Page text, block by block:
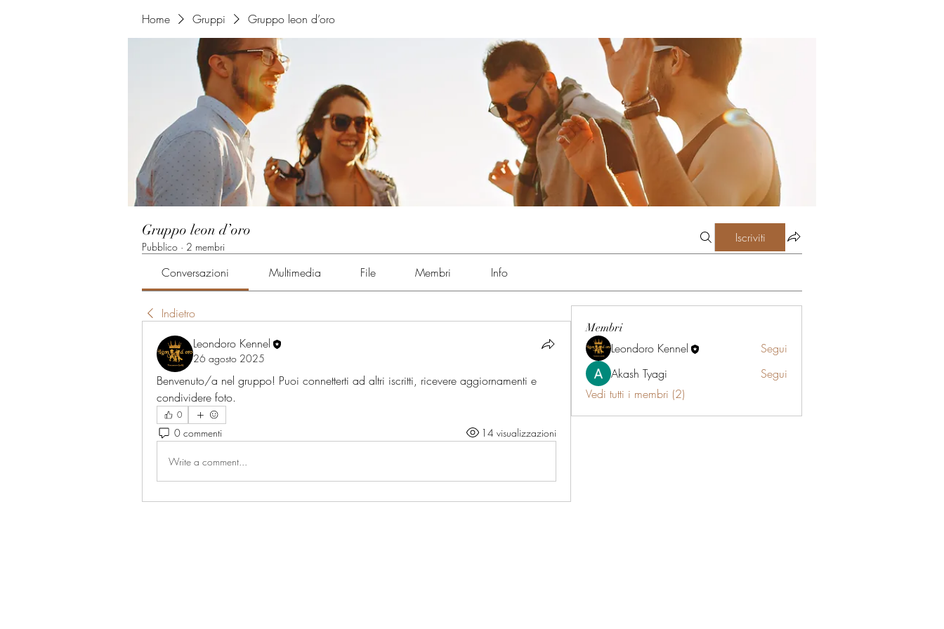
Home Gruppi Gruppo leon d’oro
Gruppo leon d’oro
Pubblico · 2 membri
Iscriviti
Conversazioni Multimedia File Membri Info
Indietro
Leondoro Kennel
26 agosto 2025
Benvenuto/a nel gruppo! Puoi connetterti ad altri iscritti, ricevere aggiornamenti e
condividere foto.
0
0 commenti 14 visualizzazioni
Write a comment...
Membri
Leondoro Kennel
Segui
Akash Tyagi
Segui
Vedi tutti i membri (2)